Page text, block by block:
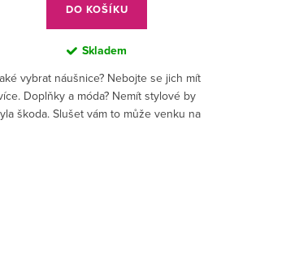
DO KOŠÍKU
Skladem
vybrat náušnice? Nebojte se jich mít
Doplňky a móda? Nemít stylové by
škoda. Slušet vám to může venku na